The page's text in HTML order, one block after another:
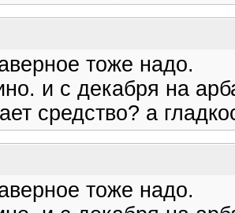
тоже надо.
и с декабря на
средство? а
тоже надо.